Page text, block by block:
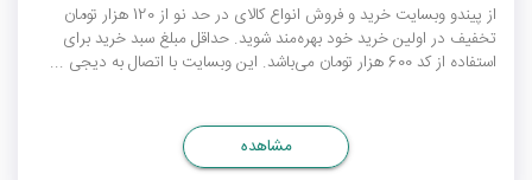
از پیندو وبسایت خرید و فروش انواع کالای در حد نو از 120 هزار تومان
تخفیف در اولین خرید خود بهره‌مند شوید. حداقل مبلغ سبد خرید برای
استفاده از کد 600 هزار تومان می‌باشد. این وبسایت با اتصال به دیجی ...
مشاهده